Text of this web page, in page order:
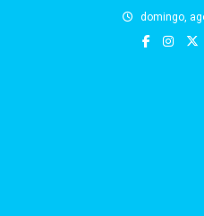
domingo,